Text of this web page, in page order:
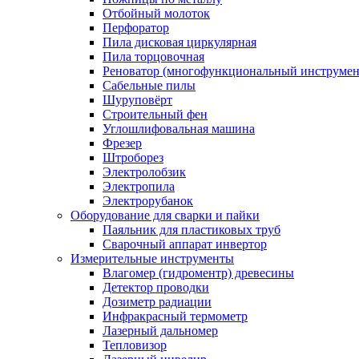
Отбойный молоток
Перфоратор
Пила дисковая циркулярная
Пила торцовочная
Реноватор (многофункциональный
Сабельные пилы
Шуруповёрт
Строительный фен
Углошлифовальная машина
Фрезер
Штроборез
Электролобзик
Электропила
Электрорубанок
Оборудование для сварки и пайки
Паяльник для пластиковых труб
Сварочный аппарат инвертор
Измерительные инструменты
Влагомер (гидроментр) древесины
Детектор проводки
Дозиметр радиации
Инфракрасный термометр
Лазерный дальномер
Тепловизор